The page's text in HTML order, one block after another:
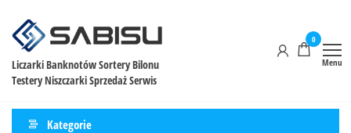
Liczarki Banknotów Sortery Bilonu
Testery Niszczarki Sprzedaż Serwis
0
Menu
Kategorie